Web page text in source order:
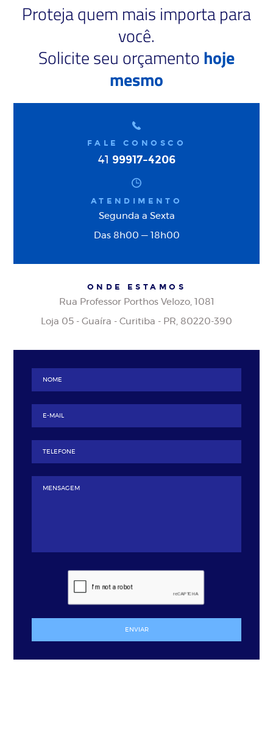
Proteja quem mais importa para
você.
Solicite seu orçamentohoje
mesmo
ENVIAR
FALE CONOSCO
41 99917-4206
ATENDIMENTO
Segunda a Sexta
Das 8h00 — 18h00
ONDE ESTAMOS
Rua Professor Porthos Velozo, 1081
Loja 05 - Guaíra - Curitiba - PR, 80220-390